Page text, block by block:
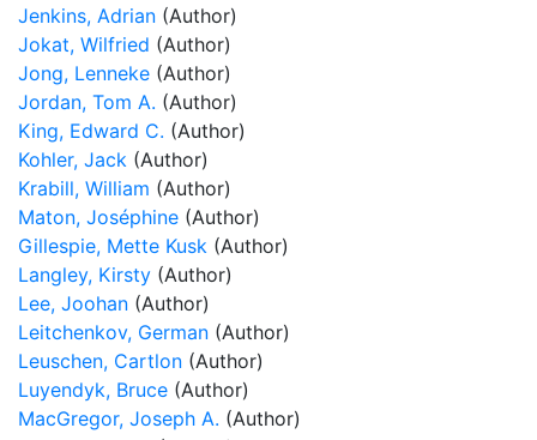
Jenkins, Adrian (Author)
Jokat, Wilfried (Author)
Jong, Lenneke (Author)
Jordan, Tom A. (Author)
King, Edward C. (Author)
Kohler, Jack (Author)
Krabill, William (Author)
Maton, Joséphine (Author)
Gillespie, Mette Kusk (Author)
Langley, Kirsty (Author)
Lee, Joohan (Author)
Leitchenkov, German (Author)
Leuschen, Cartlon (Author)
Luyendyk, Bruce (Author)
MacGregor, Joseph A. (Author)